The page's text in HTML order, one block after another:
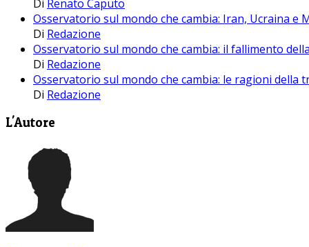
Di Renato Caputo
Osservatorio sul mondo che cambia: Iran, Ucraina e
Di Redazione
Osservatorio sul mondo che cambia: il fallimento
Di Redazione
Osservatorio sul mondo che cambia: le ragioni della
Di Redazione
L'Autore